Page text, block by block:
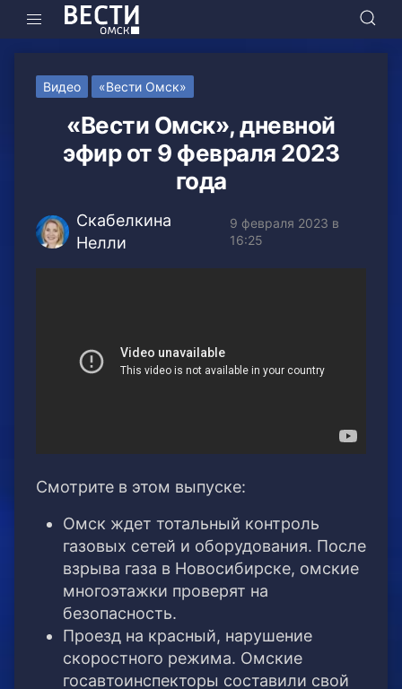
Видео «Вести Омск»
«Вести Омск», дневной
эфир от 9 февраля 2023
года
Скабелкина
Нелли
9 февраля 2023 в
16:25
Смотрите в этом выпуске:
Омск ждет тотальный контроль
газовых сетей и оборудования. После
взрыва газа в Новосибирске, омские
многоэтажки проверят на
безопасность.
Проезд на красный, нарушение
скоростного режима. Омские
госавтоинспекторы составили свой